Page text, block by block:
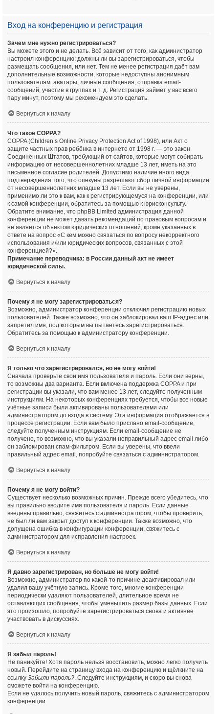
Вход на конференцию и регистрация
Зачем мне нужно регистрироваться?
Вы можете этого и не делать. Всё зависит от того, как администратор
настроил конференцию: должны ли вы зарегистрироваться, чтобы
размещать сообщения, или нет. Тем не менее регистрация даёт вам
дополнительные возможности, которые недоступны анонимным
пользователям: аватары, личные сообщения, отправка email-
сообщений, участие в группах и т. д. Регистрация займёт у вас всего
пару минут, поэтому мы рекомендуем это сделать.
Вернуться к началу
Что такое COPPA?
COPPA (Children’s Online Privacy Protection Act of 1998), или Акт о
защите частных прав ребёнка в интернете от 1998 г. — это закон
Соединённых Штатов, требующий от сайтов, которые могут собирать
информацию от несовершеннолетних младше 13 лет, иметь на это
письменное согласие родителей. Допустимо наличие иного вида
подтверждения того, что опекуны разрешают сбор личной информации
от несовершеннолетних младше 13 лет. Если вы не уверены,
применимо ли это к вам, как к регистрирующемуся на конференции, или
к самой конференции, обратитесь за помощью к юрисконсульту.
Обратите внимание, что phpBB Limited администрация данной
конференции не может давать рекомендаций по правовым вопросам и
не является объектом юридических отношений, кроме указанных в
ответе на вопрос «С кем можно связаться по вопросу некорректного
использования и/или юридических вопросов, связанных с этой
конференцией?».
Примечание переводчика: в России данный акт не имеет
юридической силы..
Вернуться к началу
Почему я не могу зарегистрироваться?
Возможно, администратор конференции отключил регистрацию новых
пользователей. Также возможно, что он заблокировал ваш IP-адрес или
запретил имя, под которым вы пытаетесь зарегистрироваться.
Обратитесь за помощью к администратору конференции.
Вернуться к началу
Я только что зарегистрировался, но не могу войти!
Сначала проверьте свои имя пользователя и пароль. Если они верны,
то возможны два варианта. Если включена поддержка COPPA и при
регистрации вы указали, что вам менее 13 лет, следуйте полученным
инструкциям. На некоторых конференциях требуется, чтобы все новые
учётные записи были активированы пользователями или
администратором до входа в систему. Эта информация отображается в
процессе регистрации. Если вам было прислано email-сообщение,
следуйте полученным инструкциям. Если email-сообщение не
получено, то возможно, что вы указали неправильный адрес email либо
он заблокирован спам-фильтром. Если вы уверены, что ввели
правильный адрес email, попробуйте связаться с администратором.
Вернуться к началу
Почему я не могу войти?
Существует несколько возможных причин. Прежде всего убедитесь, что
вы правильно вводите имя пользователя и пароль. Если данные
введены правильно, свяжитесь с администратором, чтобы проверить,
не был ли вам закрыт доступ к конференции. Также возможно, что
допущена ошибка в конфигурации конференции, свяжитесь с
администратором для исправления настроек.
Вернуться к началу
Я давно зарегистрирован, но больше не могу войти!
Возможно, администратор по какой-то причине деактивировал или
удалил вашу учётную запись. Кроме того, многие конференции
периодически удаляют пользователей, длительное время не
оставляющих сообщения, чтобы уменьшить размер базы данных. Если
это произошло, попробуйте зарегистрироваться снова и активнее
участвовать в дискуссиях.
Вернуться к началу
Я забыл пароль!
Не паникуйте! Хотя пароль нельзя восстановить, можно легко получить
новый. Перейдите на страницу входа на конференцию и щёлкните на
ссылку Забыли пароль?. Следуйте инструкциям, и скоро вы снова
сможете войти на конференцию.
Если не удалось получить новый пароль, свяжитесь с администратором
конференции.